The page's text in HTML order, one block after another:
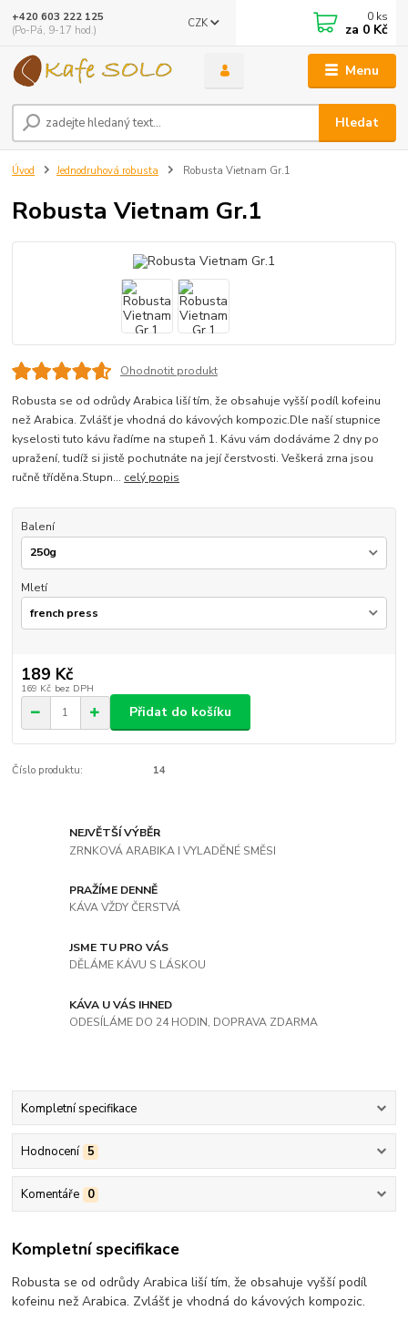
Menu
CZK
Hledat
+420 603 222 125
(Po-Pá, 9-17 hod.)
0 ks
za 0 Kč
Úvod Jednodruhová robusta Robusta Vietnam Gr.1
Robusta Vietnam Gr.1
Ohodnotit produkt
Robusta se od odrůdy Arabica liší tím, že obsahuje vyšší podíl kofeinu
než Arabica. Zvlášť je vhodná do kávových kompozic.Dle naší stupnice
kyselosti tuto kávu řadíme na stupeň 1. Kávu vám dodáváme 2 dny po
upražení, tudíž si jistě pochutnáte na její čerstvosti. Veškerá zrna jsou
ručně tříděna.Stupn... celý popis
Balení
Mletí
189 Kč
169 Kč bez DPH
Přidat do košíku
Číslo produktu: 14
NEJVĚTŠÍ VÝBĚR
ZRNKOVÁ ARABIKA I VYLADĚNÉ SMĚSI
PRAŽÍME DENNĚ
KÁVA VŽDY ČERSTVÁ
JSME TU PRO VÁS
DĚLÁME KÁVU S LÁSKOU
KÁVA U VÁS IHNED
ODESÍLÁME DO 24 HODIN, DOPRAVA ZDARMA
Kompletní specifikace
Hodnocení 5
Komentáře 0
Kompletní specifikace
Robusta se od odrůdy Arabica liší tím, že obsahuje vyšší podíl
kofeinu než Arabica. Zvlášť je vhodná do kávových kompozic.